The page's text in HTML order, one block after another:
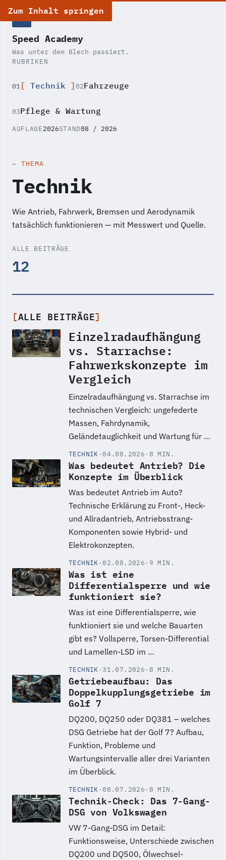
Zum Inhalt springen
SA
Speed Academy
Was unter dem Blech passiert.
RUBRIKEN
01 Technik 02Fahrzeuge
03Pflege & Wartung
AUFLAGE2026STAND08 / 2026
THEMA
Technik
Wie Antrieb, Fahrwerk, Bremsen und Aerodynamik
tatsächlich funktionieren — mit Messwert und Quelle.
ALLE BEITRÄGE
12
ALLE BEITRÄGE
Einzelradaufhängung
vs. Starrachse:
Fahrwerkskonzepte im
Vergleich
Einzelradaufhängung vs. Starrachse im
technischen Vergleich: ungefederte
Massen, Fahrdynamik,
Geländetauglichkeit und Wartung für …
TECHNIK ·04.08.2026 · 8 MIN.
Was bedeutet Antrieb? Die
Konzepte im Überblick
Was bedeutet Antrieb im Auto?
Technische Erklärung zu Front-, Heck-
und Allradantrieb, Antriebsstrang-
Komponenten sowie Hybrid- und
Elektrokonzepten.
TECHNIK ·02.08.2026 · 9 MIN.
Was ist eine
Differentialsperre und wie
funktioniert sie?
Was ist eine Differentialsperre, wie
funktioniert sie und welche Bauarten
gibt es? Vollsperre, Torsen-Differential
und Lamellen-LSD im …
TECHNIK · 31.07.2026 · 8 MIN.
Getriebeaufbau: Das
Doppelkupplungsgetriebe im
Golf 7
DQ200, DQ250 oder DQ381 – welches
DSG Getriebe hat der Golf 7? Aufbau,
Funktion, Probleme und
Wartungsintervalle aller drei Varianten
im Überblick.
TECHNIK ·08.07.2026 · 8 MIN.
Technik-Check: Das 7-Gang-
DSG von Volkswagen
VW 7-Gang-DSG im Detail:
Funktionsweise, Unterschiede zwischen
DQ200 und DQ500, Ölwechsel-